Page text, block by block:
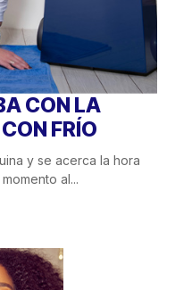
CON LA
FRÍO
y se acerca la hora
al...